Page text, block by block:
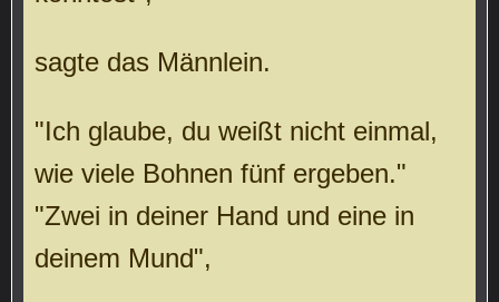
sagte das Männlein.
"Ich glaube, du weißt nicht einmal,
wie viele Bohnen fünf ergeben."
"Zwei in deiner Hand und eine in
deinem Mund",